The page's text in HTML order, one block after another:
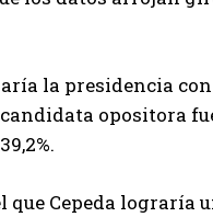
la presidencia
opositora
que Cepeda lograría